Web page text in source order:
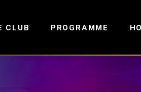
CLUB PROGRAMME